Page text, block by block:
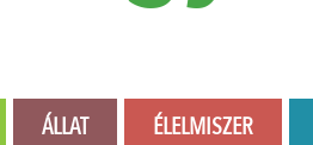
ÁLLAT ÉLELMISZER